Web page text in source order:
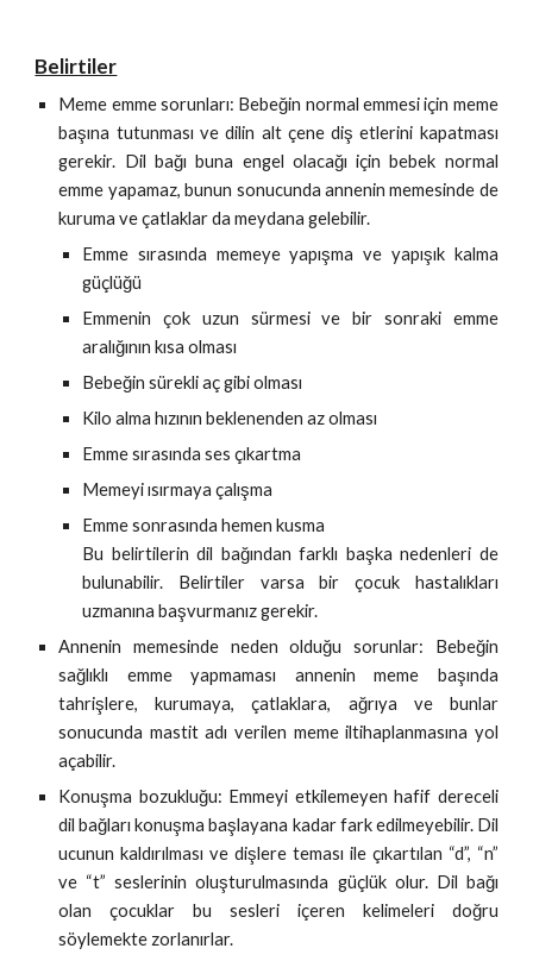
Belirtiler
Meme emme sorunları: Bebeğin normal emmesi için meme
başına tutunması ve dilin alt çene diş etlerini kapatması
gerekir. Dil bağı buna engel olacağı için bebek normal
emme yapamaz, bunun sonucunda annenin memesinde de
kuruma ve çatlaklar da meydana gelebilir.
Emme sırasında memeye yapışma ve yapışık kalma
güçlüğü
Emmenin çok uzun sürmesi ve bir sonraki emme
aralığının kısa olması
Bebeğin sürekli aç gibi olması
Kilo alma hızının beklenenden az olması
Emme sırasında ses çıkartma
Memeyi ısırmaya çalışma
Emme sonrasında hemen kusma
Bu belirtilerin dil bağından farklı başka nedenleri de
bulunabilir. Belirtiler varsa bir çocuk hastalıkları
uzmanına başvurmanız gerekir.
Annenin memesinde neden olduğu sorunlar: Bebeğin
sağlıklı emme yapmaması annenin meme başında
tahrişlere, kurumaya, çatlaklara, ağrıya ve bunlar
sonucunda mastit adı verilen meme iltihaplanmasına yol
açabilir.
Konuşma bozukluğu: Emmeyi etkilemeyen hafif dereceli
dil bağları konuşma başlayana kadar fark edilmeyebilir. Dil
ucunun kaldırılması ve dişlere teması ile çıkartılan “d”, “n”
ve “t” seslerinin oluşturulmasında güçlük olur. Dil bağı
olan çocuklar bu sesleri içeren kelimeleri doğru
söylemekte zorlanırlar.